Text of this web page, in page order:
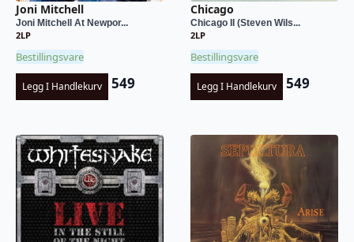
Joni Mitchell
Joni Mitchell At Newpor...
2LP
Bestillingsvare
Legg I Handlekurv 549
Chicago
Chicago II (Steven Wils...
2LP
Bestillingsvare
Legg I Handlekurv 549